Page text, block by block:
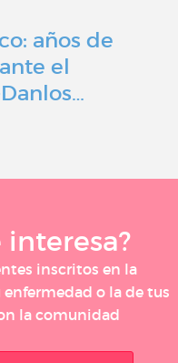
años de
el
interesa?
inscritos en la
o la de tus
la comunidad